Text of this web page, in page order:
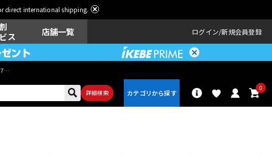
direct international shipping.
ス
店舗一覧 ログイン 新規会員登録
日
詳細検索
0